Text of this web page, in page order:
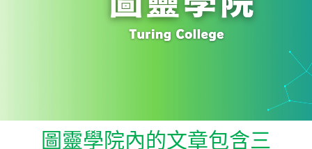
圖靈學院內的文章包含三